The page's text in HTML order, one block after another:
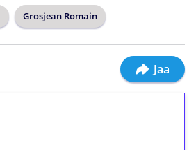
Grosjean Romain
Jaa